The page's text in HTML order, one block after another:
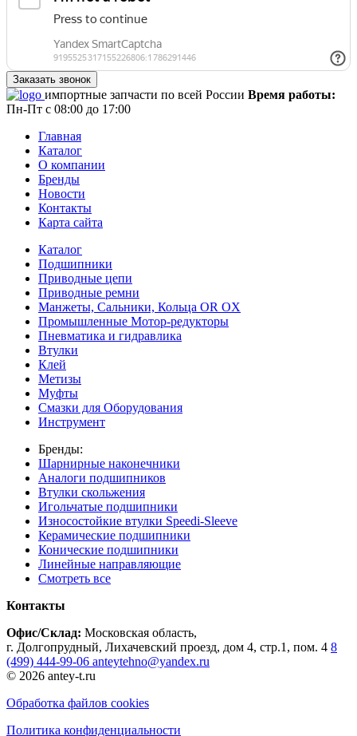
импортные запчасти по всей России Время работы:
Пн-Пт с 08:00 до 17:00
Главная
Каталог
О компании
Бренды
Новости
Контакты
Карта сайта
Каталог
Подшипники
Приводные цепи
Приводные ремни
Манжеты, Сальники, Кольца OR OX
Промышленные Мотор-редукторы
Пневматика и гидравлика
Втулки
Клей
Метизы
Муфты
Смазки для Оборудования
Инструмент
Бренды:
Шарнирные наконечники
Аналоги подшипников
Втулки скольжения
Игольчатые подшипники
Износостойкие втулки Speedi-Sleeve
Керамические подшипники
Конические подшипники
Линейные направляющие
Смотреть все
Контакты
Офис/Склад: Московская область,
г. Долгопрудный, Лихачевский проезд, дом 4, стр.1, пом. 4 8
(499) 444-99-06 anteytehno@yandex.ru
© 2026 antey-t.ru
Обработка файлов cookies
Политика конфиденциальности